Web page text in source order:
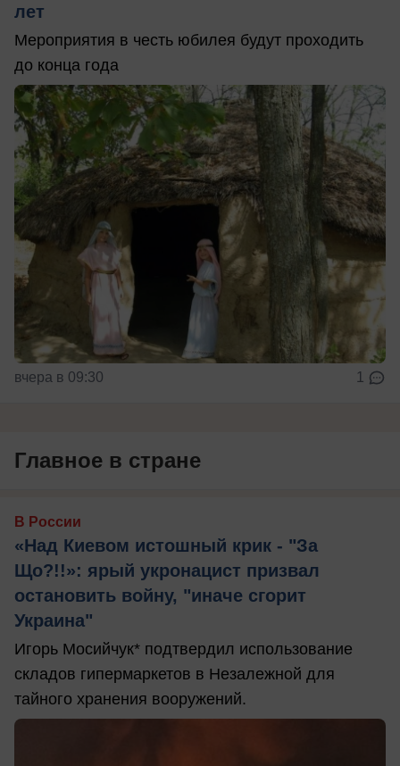
лет
Мероприятия в честь юбилея будут проходить
до конца года
вчера в 09:30 1
Главное в стране
В России
«Над Киевом истошный крик - "За
Що?!!»: ярый укронацист призвал
остановить войну, "иначе сгорит
Украина"
Игорь Мосийчук* подтвердил использование
складов гипермаркетов в Незалежной для
тайного хранения вооружений.